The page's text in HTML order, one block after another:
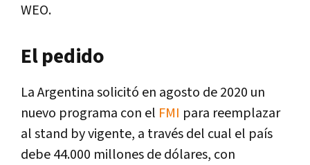
WEO.
El pedido
La Argentina solicitó en agosto de 2020 un
nuevo programa con el FMI para reemplazar
al stand by vigente, a través del cual el país
debe 44.000 millones de dólares, con